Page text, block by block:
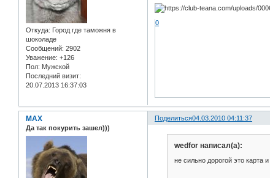
Откуда: Город где таможня в
шоколаде
Сообщений: 2902
Уважение: +126
Пол: Мужской
Последний визит:
20.07.2013 16:37:03
0
Поделиться04.03.2010 04:11:37
MAX
Да так покурить зашел)))
wedfor написал(а):
не сильно дорогой это карта